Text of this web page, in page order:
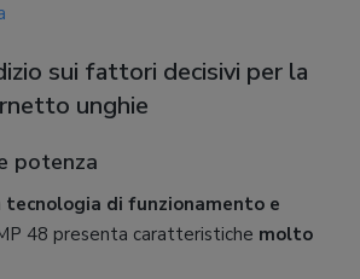
sui fattori decisivi per la
unghie
potenza
tecnologia di funzionamento e
48 presenta caratteristiche molto